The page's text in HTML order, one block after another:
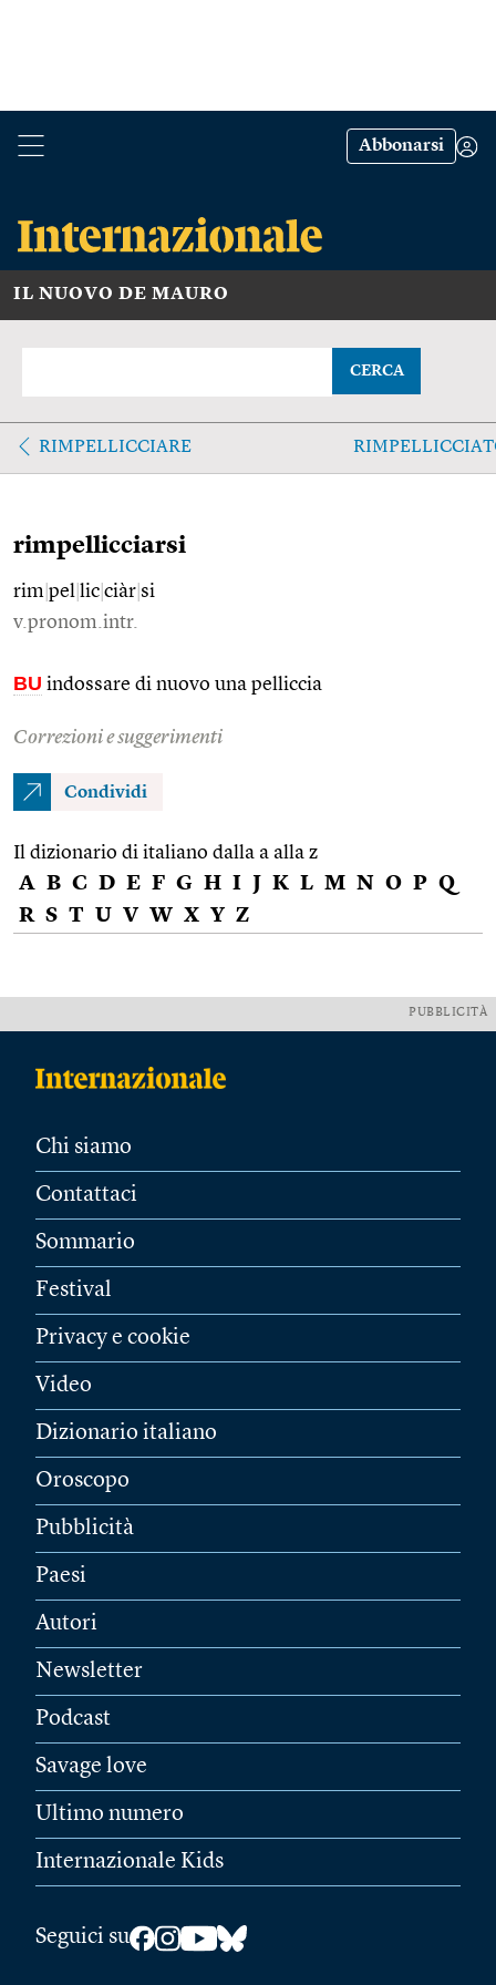
Abbonarsi
IL NUOVO DE MAURO
CERCA
RIMPELLICCIARE
rimpellicciarsi
rim pel lic ciàr si
v.pronom.intr.
BU indossare di nuovo una pelliccia
Correzioni e suggerimenti
Condividi
Il dizionario di italiano dalla a alla z
A B C D E F G H I J K L M N O P Q
R S T U V W X Y Z
PUBBLICITÀ
Chi siamo
Contattaci
Sommario
Festival
Privacy e cookie
Video
Dizionario italiano
Oroscopo
Pubblicità
Paesi
Autori
Newsletter
Podcast
Savage love
Ultimo numero
Internazionale Kids
Seguici su